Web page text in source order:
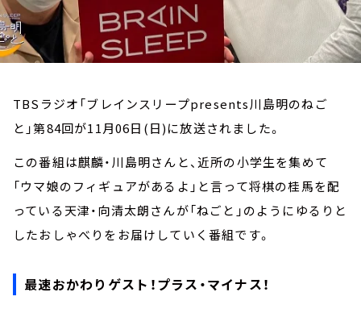
TBSラジオ「ブレインスリープpresents川島明のねご
と」第84回が11月06日(日)に放送されました。
この番組は麒麟・川島明さんと、近所の小学生を集めて
「ウマ娘のフィギュアがあるよ」と言って将棋の桂馬を配
っている天津・向清太朗さんが「ねごと」のようにゆるりと
したおしゃべりをお届けしていく番組です。
最速おかわりゲスト！プラス・マイナス！